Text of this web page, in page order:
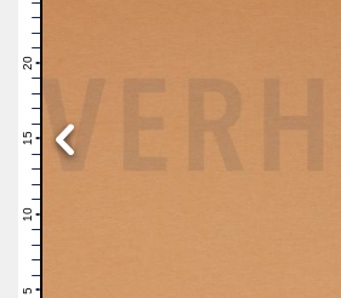
11
16
21